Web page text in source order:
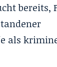
bereits,
als